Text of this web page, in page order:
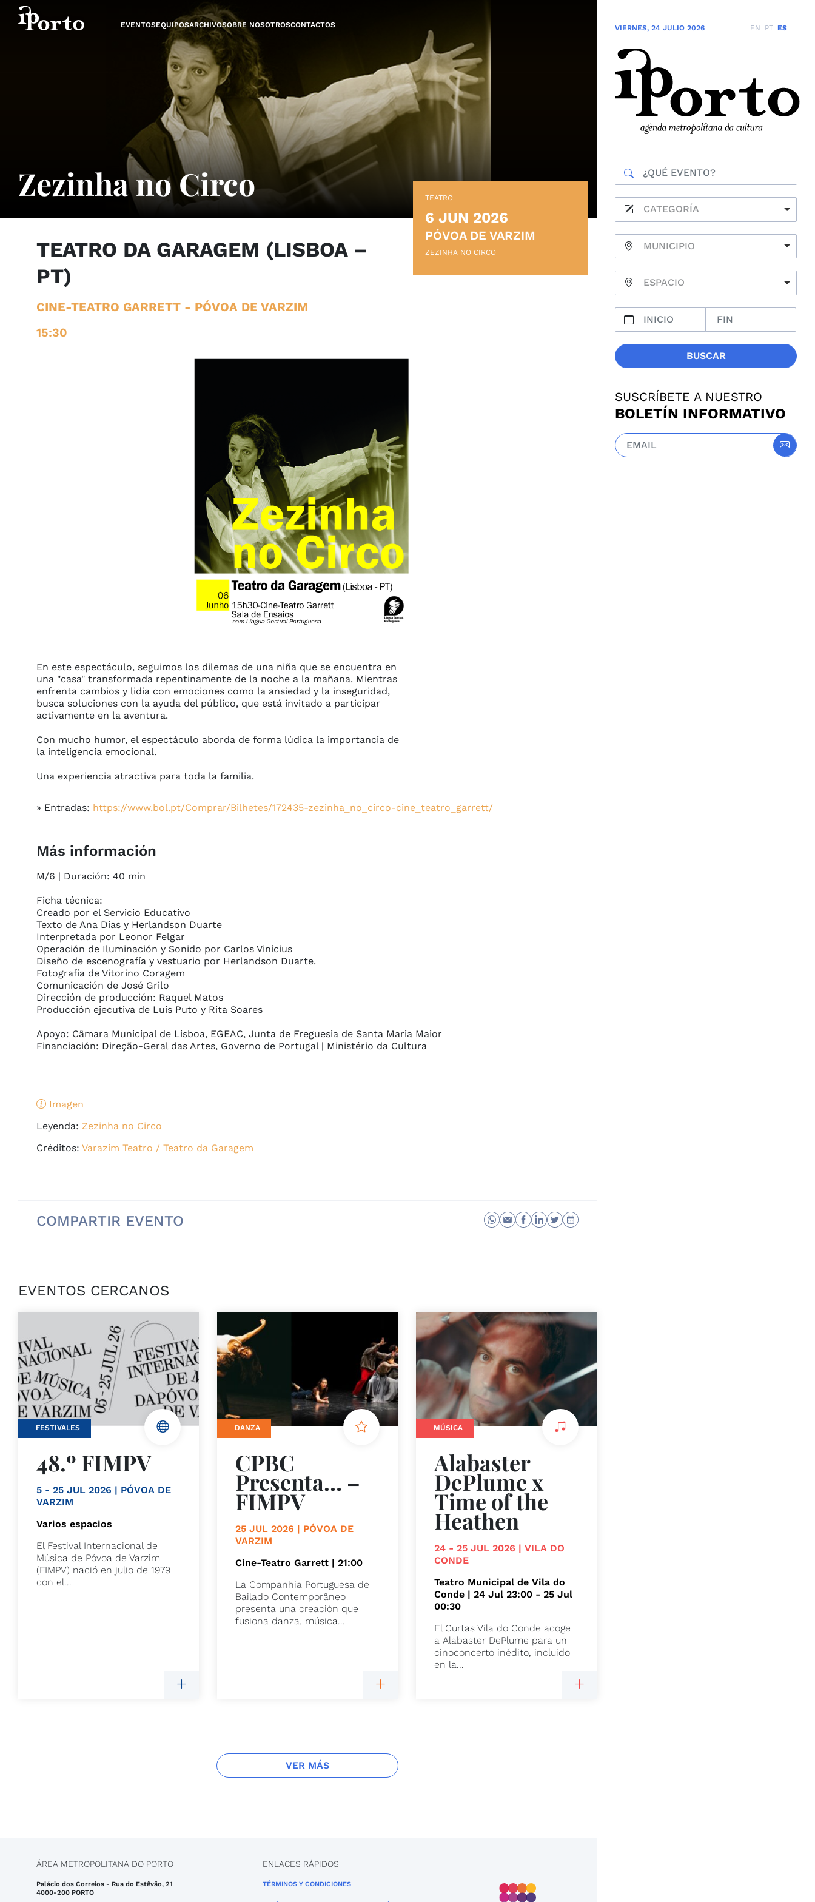
Saltar al contenido
EVENTOSEQUIPOSARCHIVOSOBRE NOSOTROSCONTACTOS
Zezinha no Circo
TEATRO DA GARAGEM (LISBOA –
PT)
CINE-TEATRO GARRETT - PÓVOA DE VARZIM
15:30
TEATRO
6 JUN 2026
PÓVOA DE VARZIM
ZEZINHA NO CIRCO
En este espectáculo, seguimos los dilemas de una niña que se encuentra en
una "casa" transformada repentinamente de la noche a la mañana. Mientras
enfrenta cambios y lidia con emociones como la ansiedad y la inseguridad,
busca soluciones con la ayuda del público, que está invitado a participar
activamente en la aventura.
Con mucho humor, el espectáculo aborda de forma lúdica la importancia de
la inteligencia emocional.
Una experiencia atractiva para toda la familia.
» Entradas: https://www.bol.pt/Comprar/Bilhetes/172435-zezinha_no_circo-cine_teatro_garrett/
Más información
M/6 | Duración: 40 min
Ficha técnica:
Creado por el Servicio Educativo
Texto de Ana Dias y Herlandson Duarte
Interpretada por Leonor Felgar
Operación de Iluminación y Sonido por Carlos Vinícius
Diseño de escenografía y vestuario por Herlandson Duarte.
Fotografía de Vitorino Coragem
Comunicación de José Grilo
Dirección de producción: Raquel Matos
Producción ejecutiva de Luis Puto y Rita Soares
Apoyo: Câmara Municipal de Lisboa, EGEAC, Junta de Freguesia de Santa Maria Maior
Financiación: Direção-Geral das Artes, Governo de Portugal | Ministério da Cultura
Imagen
Leyenda: Zezinha no Circo
Créditos: Varazim Teatro / Teatro da Garagem
COMPARTIR EVENTO
EVENTOS CERCANOS
FESTIVALES
48.º FIMPV
5 - 25 JUL 2026 | PÓVOA DE
VARZIM
Varios espacios
El Festival Internacional de
Música de Póvoa de Varzim
(FIMPV) nació en julio de 1979
con el...
DANZA
CPBC
Presenta… –
FIMPV
25 JUL 2026 | PÓVOA DE
VARZIM
Cine-Teatro Garrett | 21:00
La Companhia Portuguesa de
Bailado Contemporâneo
presenta una creación que
fusiona danza, música...
MÚSICA
Alabaster
DePlume x
Time of the
Heathen
24 - 25 JUL 2026 | VILA DO
CONDE
Teatro Municipal de Vila do
Conde | 24 Jul 23:00 - 25 Jul
00:30
El Curtas Vila do Conde acoge
a Alabaster DePlume para un
cinoconcerto inédito, incluido
en la...
VER MÁS
ÁREA METROPOLITANA DO PORTO
Palácio dos Correios - Rua do Estêvão, 21
4000-200 PORTO
ENLACES RÁPIDOS
TÉRMINOS Y CONDICIONES
VIERNES, 24 JULIO 2026 EN PT ES
CATEGORÍA
MUNICIPIO
ESPACIO
BUSCAR
SUSCRÍBETE A NUESTRO
BOLETÍN INFORMATIVO